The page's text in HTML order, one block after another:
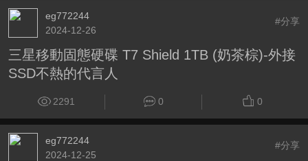
eg772244
2024-12-26
#分享
三星移動固態硬碟 T7 Shield 1TB (奶茶棕)-外接
SSD不熱的代言人
2291 0 0
eg772244
2024-12-25
#分享